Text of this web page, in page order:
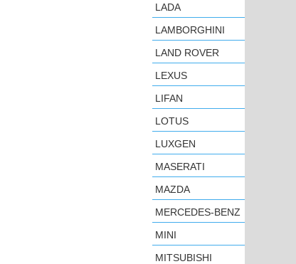
LADA
LAMBORGHINI
LAND ROVER
LEXUS
LIFAN
LOTUS
LUXGEN
MASERATI
MAZDA
MERCEDES-BENZ
MINI
MITSUBISHI